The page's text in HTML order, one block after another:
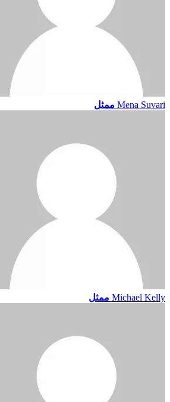
Mena Suvari ممثل
Michael Kelly ممثل